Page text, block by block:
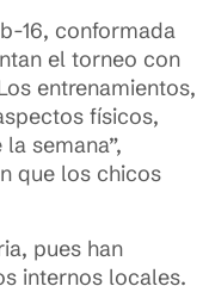
16, conformada
el torneo con
entrenamientos,
físicos,
semana”,
que los chicos
pues han
internos locales.